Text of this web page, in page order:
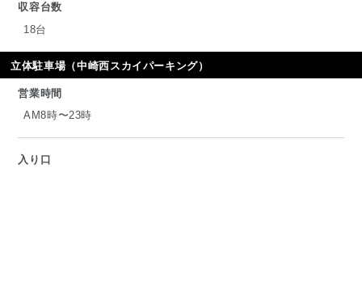
収容台数
18台
立体駐車場（中崎西スカイパーキング）
営業時間
AM8時〜23時
入り口